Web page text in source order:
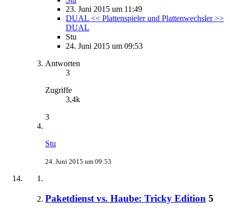
23. Juni 2015 um 11:49
DUAL << Plattenspieler und Plattenwechsler >>
DUAL
Stu
24. Juni 2015 um 09:53
Antworten
3
Zugriffe
3,4k
3
Stu
24. Juni 2015 um 09:53
Paketdienst vs. Haube: Tricky Edition 5